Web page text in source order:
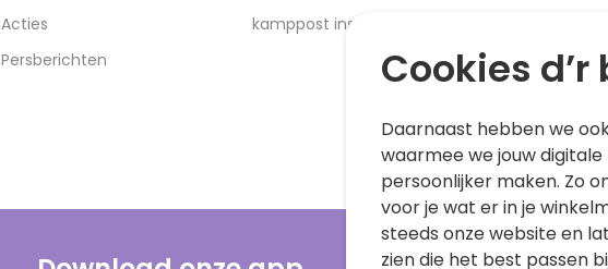
Acties
Persberichten
kamppost inspiratie
Cookies d’r
Daarnaast hebben we
waarmee we jouw
persoonlijker maken. Zo
voor je wat er in je
steeds onze website en
zien die het best passen